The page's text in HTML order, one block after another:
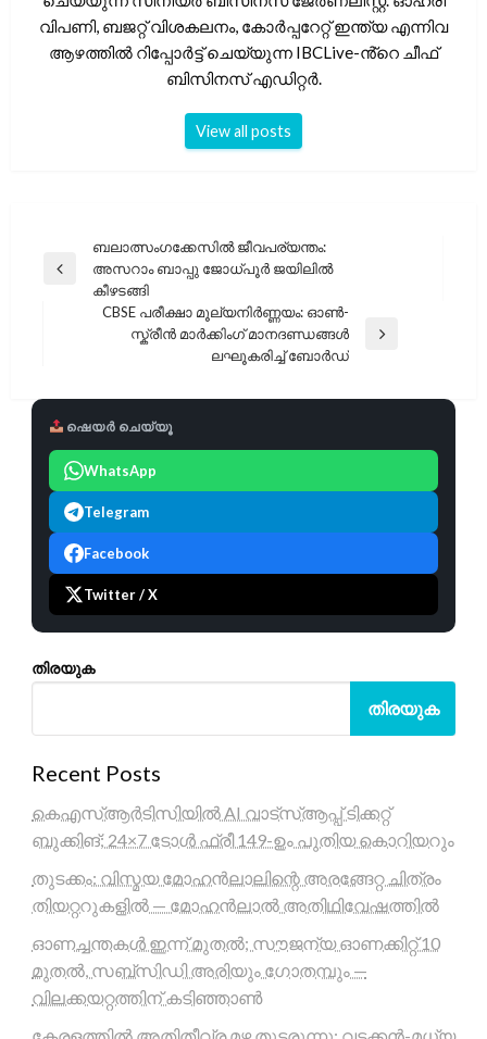
വിപണി, ബജറ്റ് വിശകലനം, കോർപ്പറേറ്റ് ഇന്ത്യ എന്നിവ
ആഴത്തിൽ റിപ്പോർട്ട് ചെയ്യുന്ന IBCLive-ൻ്റെ ചീഫ്
ബിസിനസ് എഡിറ്റർ.
View all posts
പോസ്റ്റുകളിലൂടെ
Previous
ബലാത്സംഗക്കേസിൽ ജീവപര്യന്തം:
അസറാം ബാപ്പു ജോധ്പൂർ ജയിലിൽ
കീഴടങ്ങി
CBSE പരീക്ഷാ മൂല്യനിർണ്ണയം: ഓൺ-
സ്ക്രീൻ മാർക്കിംഗ് മാനദണ്ഡങ്ങൾ
ലഘൂകരിച്ച് ബോർഡ്
ഷെയർ ചെയ്യൂ
WhatsApp
Telegram
Facebook
Twitter / X
തിരയുക
തിരയുക
Recent Posts
കെഎസ്ആർടിസിയിൽ AI വാട്സ്ആപ്പ് ടിക്കറ്റ്
ബുക്കിങ്; 24×7 ടോൾ ഫ്രീ 149-ഉം പുതിയ കൊറിയറും
തുടക്കം: വിസ്മയ മോഹൻലാലിന്റെ അരങ്ങേറ്റ ചിത്രം
തിയറ്ററുകളിൽ — മോഹൻലാൽ അതിഥിവേഷത്തിൽ
ഓണച്ചന്തകൾ ഇന്ന് മുതൽ; സൗജന്യ ഓണക്കിറ്റ് 10
മുതൽ, സബ്സിഡി അരിയും ഗോതമ്പും —
വിലക്കയറ്റത്തിന് കടിഞ്ഞാൺ